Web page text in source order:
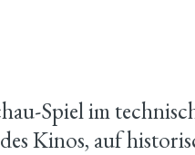
Spiel im
Kinos, auf